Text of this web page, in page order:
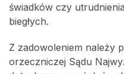
świadków czy
biegłych.
Z zadowoleniem należy
orzeczniczej Sądu